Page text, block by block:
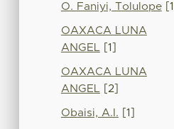
O. Faniyi, Tolulope[1]
OAXACA LUNA
ANGEL [1]
OAXACA LUNA
ANGEL [2]
Obaisi, A.I. [1]